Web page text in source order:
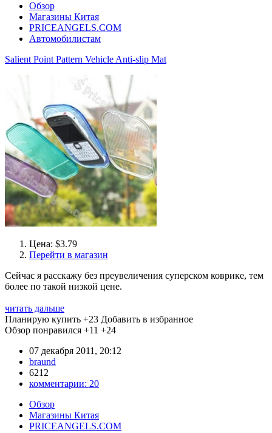
Обзор
Магазины Китая
PRICEANGELS.COM
Автомобилистам
Salient Point Pattern Vehicle Anti-slip Mat
Цена: $3.79
Перейти в магазин
Сейчас я расскажу без преувеличения суперском коврике, тем
более по такой низкой цене.
читать дальше
Планирую купить +23 Добавить в избранное
Обзор понравился +11 +24
07 декабря 2011, 20:12
braund
6212
комментарии: 20
Обзор
Магазины Китая
PRICEANGELS.COM